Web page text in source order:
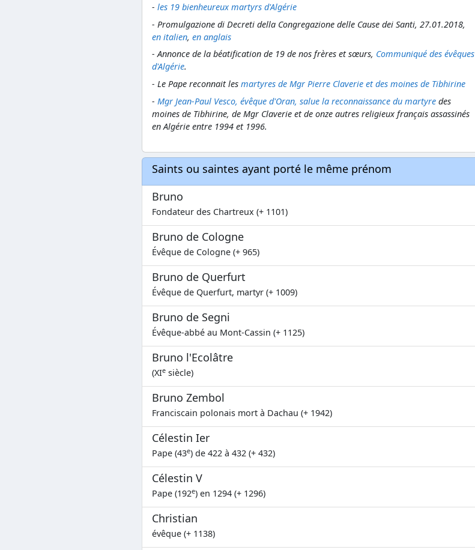
- les 19 bienheureux martyrs d'Algérie
- Promulgazione di Decreti della Congregazione delle Cause dei Santi, 27.01.2018,
en italien, en anglais
- Annonce de la béatification de 19 de nos frères et sœurs, Communiqué des évêques
d'Algérie.
- Le Pape reconnait les martyres de Mgr Pierre Claverie et des moines de Tibhirine
- Mgr Jean-Paul Vesco, évêque d'Oran, salue la reconnaissance du martyre des
moines de Tibhirine, de Mgr Claverie et de onze autres religieux français assassinés
en Algérie entre 1994 et 1996.
Saints ou saintes ayant porté le même prénom
Bruno
Fondateur des Chartreux (+ 1101)
Bruno de Cologne
Évêque de Cologne (+ 965)
Bruno de Querfurt
Évêque de Querfurt, martyr (+ 1009)
Bruno de Segni
Évêque-abbé au Mont-Cassin (+ 1125)
Bruno l'Ecolâtre
(XIe siècle)
Bruno Zembol
Franciscain polonais mort à Dachau (+ 1942)
Célestin Ier
Pape (43e) de 422 à 432 (+ 432)
Célestin V
Pape (192e) en 1294 (+ 1296)
Christian
évêque (+ 1138)